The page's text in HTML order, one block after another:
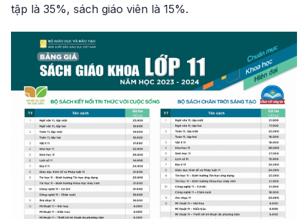
tập là 35%, sách giáo viên là 15%.